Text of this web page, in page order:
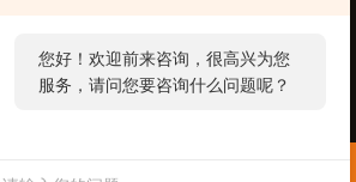
您好！欢迎前来咨询，很高兴为您
服务，请问您要咨询什么问题呢？